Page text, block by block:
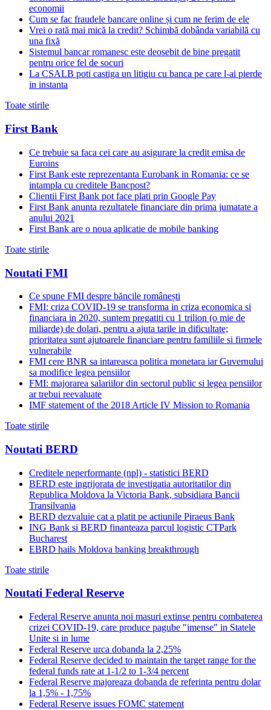
economii
Cum se fac fraudele bancare online și cum ne ferim de ele
Vrei o rată mai mică la credit? Schimbă dobânda variabilă cu
una fixă
Sistemul bancar romanesc este deosebit de bine pregatit
pentru orice fel de socuri
La CSALB poti castiga un litigiu cu banca pe care l-ai pierde
in instanta
Toate stirile
First Bank
Ce trebuie sa faca cei care au asigurare la credit emisa de
Euroins
First Bank este reprezentanta Eurobank in Romania: ce se
intampla cu creditele Bancpost?
Clientii First Bank pot face plati prin Google Pay
First Bank anunta rezultatele financiare din prima jumatate a
anului 2021
First Bank are o noua aplicatie de mobile banking
Toate stirile
Noutati FMI
Ce spune FMI despre băncile românești
FMI: criza COVID-19 se transforma in criza economica si
financiara in 2020, suntem pregatiti cu 1 trilion (o mie de
miliarde) de dolari, pentru a ajuta tarile in dificultate;
prioritatea sunt ajutoarele financiare pentru familiile si firmele
vulnerabile
FMI cere BNR sa intareasca politica monetara iar Guvernului
sa modifice legea pensiilor
FMI: majorarea salariilor din sectorul public si legea pensiilor
ar trebui reevaluate
IMF statement of the 2018 Article IV Mission to Romania
Toate stirile
Noutati BERD
Creditele neperformante (npl) - statistici BERD
BERD este ingrijorata de investigatia autoritatilor din
Republica Moldova la Victoria Bank, subsidiara Bancii
Transilvania
BERD dezvaluie cat a platit pe actiunile Piraeus Bank
ING Bank si BERD finanteaza parcul logistic CTPark
Bucharest
EBRD hails Moldova banking breakthrough
Toate stirile
Noutati Federal Reserve
Federal Reserve anunta noi masuri extinse pentru combaterea
crizei COVID-19, care produce pagube "imense" in Statele
Unite si in lume
Federal Reserve urca dobanda la 2,25%
Federal Reserve decided to maintain the target range for the
federal funds rate at 1-1/2 to 1-3/4 percent
Federal Reserve majoreaza dobanda de referinta pentru dolar
la 1,5% - 1,75%
Federal Reserve issues FOMC statement